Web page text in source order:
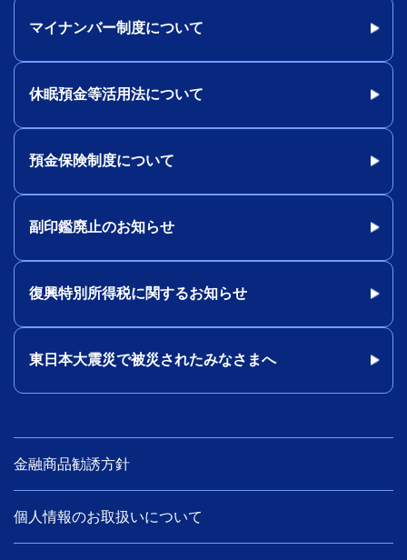
マイナンバー制度について
休眠預金等活用法について
預金保険制度について
副印鑑廃止のお知らせ
復興特別所得税に関するお知らせ
東日本大震災で被災されたみなさまへ
金融商品勧誘方針
個人情報のお取扱いについて